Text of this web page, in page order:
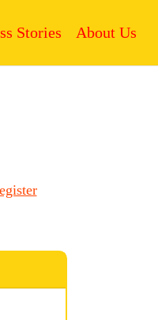
Stories About Us